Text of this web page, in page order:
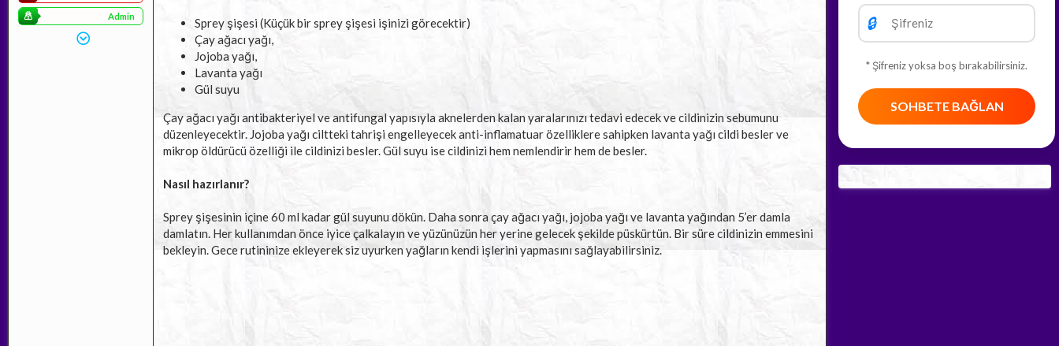
Admin
Sprey şişesi (Küçük bir sprey şişesi işinizi görecektir)
Çay ağacı yağı,
Jojoba yağı,
Lavanta yağı
Gül suyu
Çay ağacı yağı antibakteriyel ve antifungal yapısıyla aknelerden kalan yaralarınızı tedavi edecek ve cildinizin sebumunu
düzenleyecektir. Jojoba yağı ciltteki tahrişi engelleyecek anti-inflamatuar özelliklere sahipken lavanta yağı cildi besler ve
mikrop öldürücü özelliği ile cildinizi besler. Gül suyu ise cildinizi hem nemlendirir hem de besler.
Nasıl hazırlanır?
Sprey şişesinin içine 60 ml kadar gül suyunu dökün. Daha sonra çay ağacı yağı, jojoba yağı ve lavanta yağından 5’er damla
damlatın. Her kullanımdan önce iyice çalkalayın ve yüzünüzün her yerine gelecek şekilde püskürtün. Bir süre cildinizin emmesini
bekleyin. Gece rutininize ekleyerek siz uyurken yağların kendi işlerini yapmasını sağlayabilirsiniz.
🔒
* Şifreniz yoksa boş bırakabilirsiniz.
SOHBETE BAĞLAN